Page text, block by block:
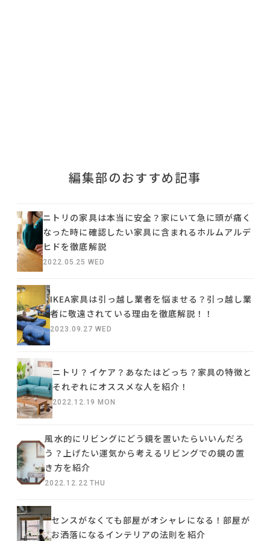
編集部のおすすめ記事
ニトリの家具は本当に安全？家にいて急に頭が痛く
なった時に確認したい家具に含まれるホルムアルデ
ヒドを徹底解説
2022.05.25 WED
IKEA家具は引っ越し業者を悩ませる？引っ越し業
者に敬遠されている理由を徹底解説！！
2023.09.27 WED
ニトリ？イケア？あなたはどっち？家具の特徴と
それぞれにオススメな人を紹介！
2022.12.19 MON
風水的にリビングにどう鏡を置いたらいいんだろ
う？上げたい運気から考えるリビングでの鏡の置
き方を紹介
2022.12.22 THU
センスがなくても部屋がオシャレになる！部屋が
お洒落になるインテリアの法則を紹介